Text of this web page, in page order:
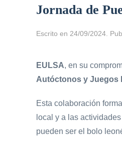
Jornada de
Escrito en 24/09/2024 .
EULSA, en su
Autóctonos y Juegos
Esta colaboración
local y a las
pueden ser el bolo